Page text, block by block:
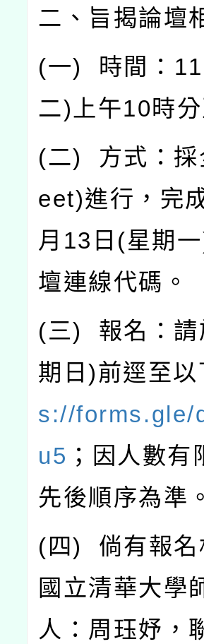
二、旨揭論壇
(一) 時間：
二) 上午10時
(二) 方式：
eet)進行，完
月 13 日 (星期一
壇連線代碼。
(三) 報名：請
期日)前逕至
s://forms.gle/
u5 ；因人數
先後順序為準。
( 四) 倘有報
國立清華大學
人：周珏妤，